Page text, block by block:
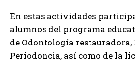
En estas actividades
alumnos del programa
de Odontología restauradora,
Periodoncia, así como de la